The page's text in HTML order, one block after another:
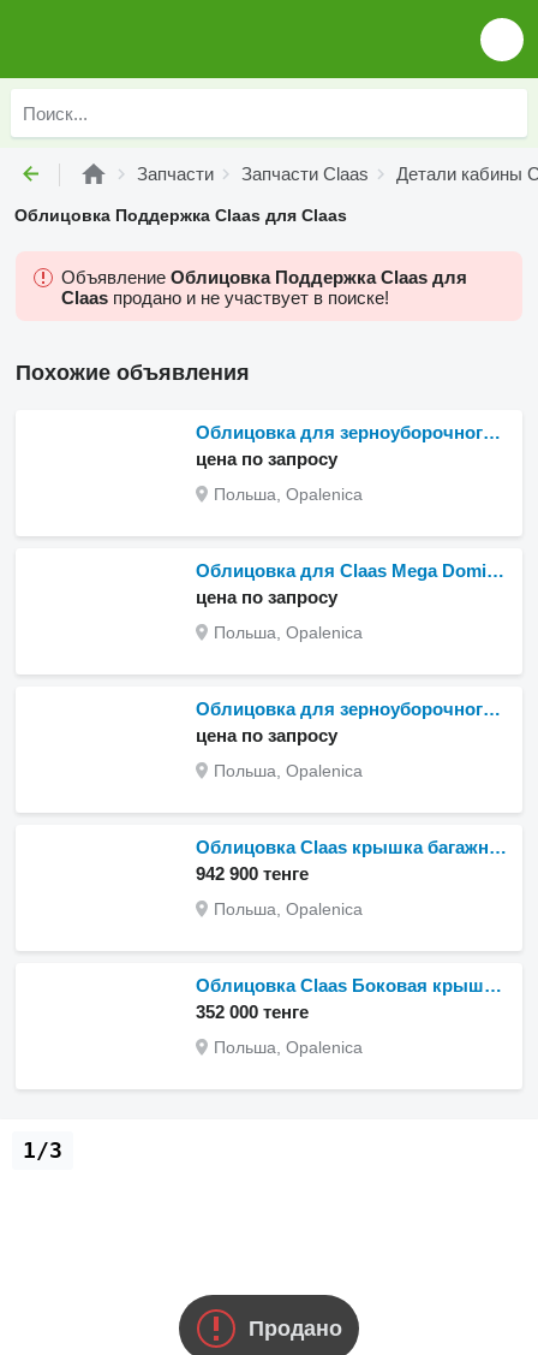
Запчасти Запчасти Claas Детали кабины
Облицовка Поддержка Claas для Claas
Объявление Облицовка Поддержка Claas для
Claas продано и не участвует в поиске!
Похожие объявления
Облицовка для зерноуборочного комбайна Claas Mega Dominator 86
цена по запросу
Польша, Opalenica
Облицовка для Claas Mega Dominator 113
цена по запросу
Польша, Opalenica
Облицовка для зерноуборочного комбайна Claas Dominator
цена по запросу
Польша, Opalenica
Облицовка Claas крышка багажника lexion для зерноуборочного комбайна Claas Lexion
942 900 тенге
Польша, Opalenica
Облицовка Claas Боковая крышка Roland для Claas
352 000 тенге
Польша, Opalenica
Продано
1/3